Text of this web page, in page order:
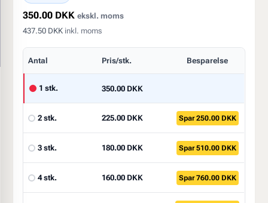
350.00 DKK ekskl. moms
437.50 DKK inkl. moms
Antal Pris/stk. Besparelse
1 stk. 350.00 DKK
2 stk. 225.00 DKK Spar 250.00 DKK
3 stk. 180.00 DKK Spar 510.00 DKK
4 stk. 160.00 DKK Spar 760.00 DKK